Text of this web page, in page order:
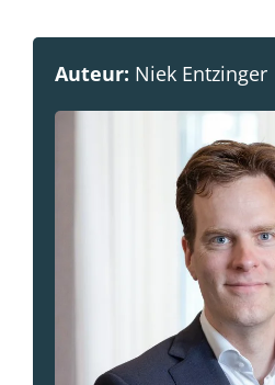
Auteur: Niek Entzinger